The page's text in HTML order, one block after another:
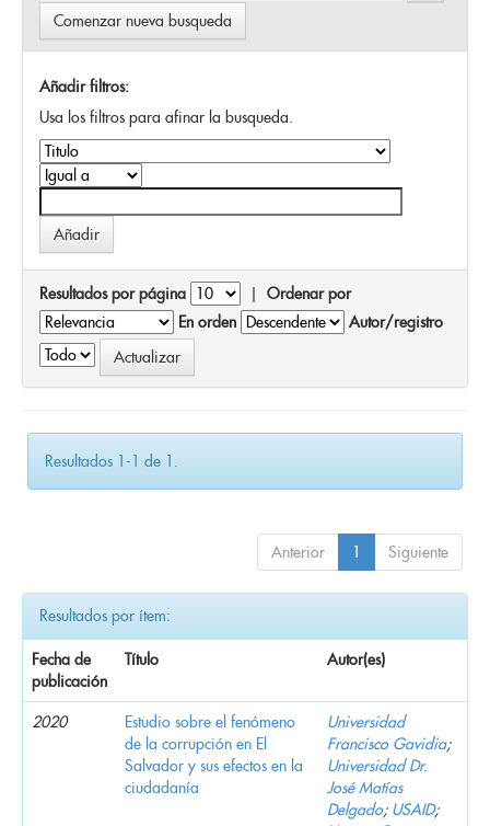
Comenzar nueva busqueda
Añadir filtros:
Usa los filtros para afinar la busqueda.
Resultados por página | Ordenar por
En orden
Autor/registro
Resultados 1-1 de 1.
Anterior 1 Siguiente
Resultados por ítem:
Fecha de
publicación
Título Autor(es)
2020
Estudio sobre el fenómeno
de la corrupción en El
Salvador y sus efectos en la
ciudadanía
Universidad
Francisco Gavidia;
Universidad Dr.
José Matías
Delgado; USAID;